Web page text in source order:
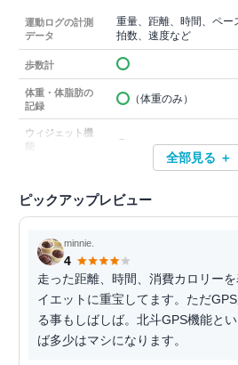
運動ログの計測
データ
重量、距離、時間、ペ
拍数、速度など
歩数計
体重・体脂肪の
記録
（体重のみ）
ウィジェット機
－
全部見る ＋
ピックアップレビュー
minnie.
4
走った距離、時間、消費カロリー
イエットに重宝してます。ただ
る事もしばしば。北斗GPS機能と
ば多少はマシになります。